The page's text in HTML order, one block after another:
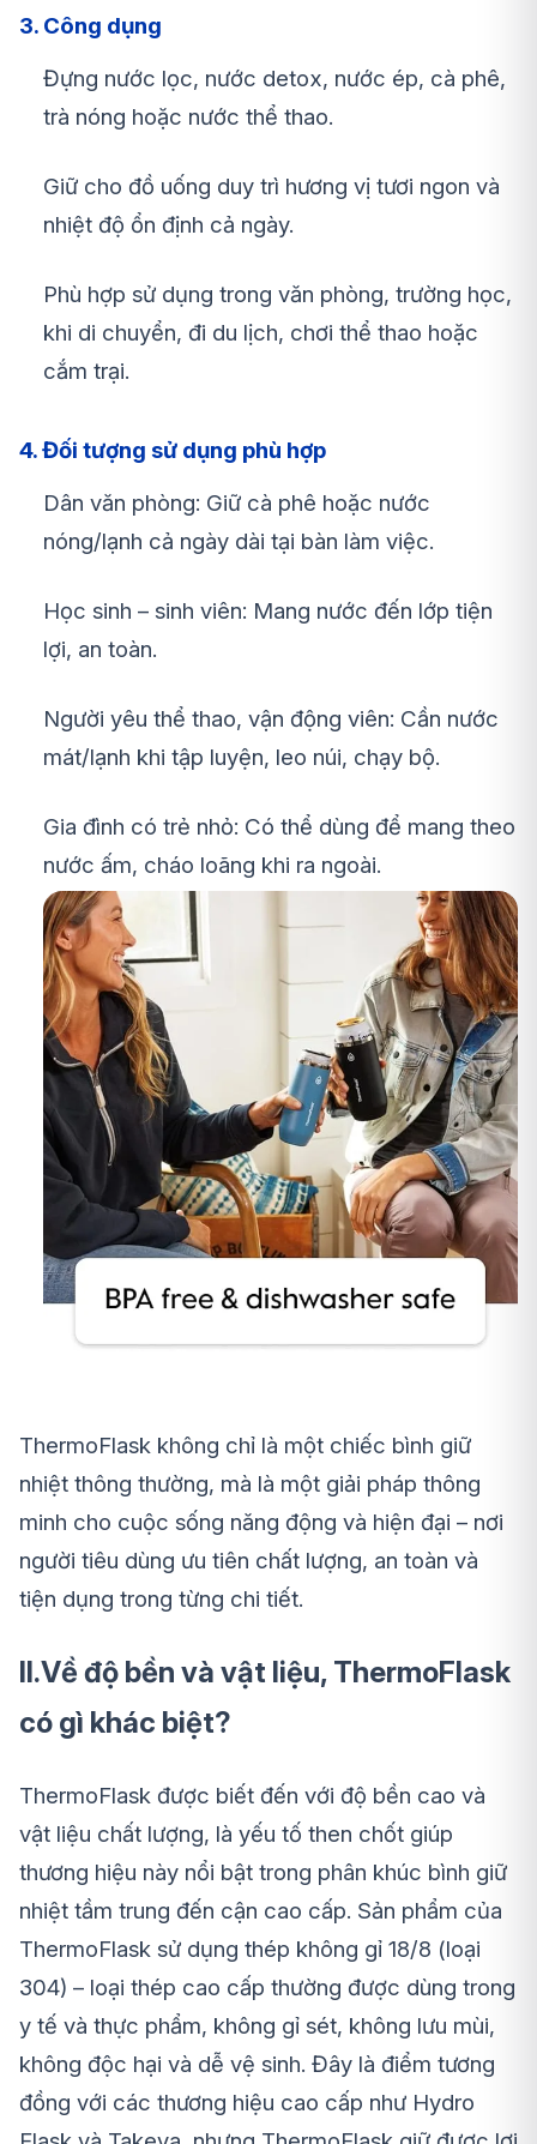
3. Công dụng
Đựng nước lọc, nước detox, nước ép, cà phê,
trà nóng hoặc nước thể thao.
Giữ cho đồ uống duy trì hương vị tươi ngon và
nhiệt độ ổn định cả ngày.
Phù hợp sử dụng trong văn phòng, trường học,
khi di chuyển, đi du lịch, chơi thể thao hoặc
cắm trại.
4. Đối tượng sử dụng phù hợp
Dân văn phòng: Giữ cà phê hoặc nước
nóng/lạnh cả ngày dài tại bàn làm việc.
Học sinh – sinh viên: Mang nước đến lớp tiện
lợi, an toàn.
Người yêu thể thao, vận động viên: Cần nước
mát/lạnh khi tập luyện, leo núi, chạy bộ.
Gia đình có trẻ nhỏ: Có thể dùng để mang theo
nước ấm, cháo loãng khi ra ngoài.
ThermoFlask không chỉ là một chiếc bình giữ
nhiệt thông thường, mà là một giải pháp thông
minh cho cuộc sống năng động và hiện đại – nơi
người tiêu dùng ưu tiên chất lượng, an toàn và
tiện dụng trong từng chi tiết.
II.Về độ bền và vật liệu, ThermoFlask
có gì khác biệt?
ThermoFlask được biết đến với độ bền cao và
vật liệu chất lượng, là yếu tố then chốt giúp
thương hiệu này nổi bật trong phân khúc bình giữ
nhiệt tầm trung đến cận cao cấp. Sản phẩm của
ThermoFlask sử dụng thép không gỉ 18/8 (loại
304) – loại thép cao cấp thường được dùng trong
y tế và thực phẩm, không gỉ sét, không lưu mùi,
không độc hại và dễ vệ sinh. Đây là điểm tương
đồng với các thương hiệu cao cấp như Hydro